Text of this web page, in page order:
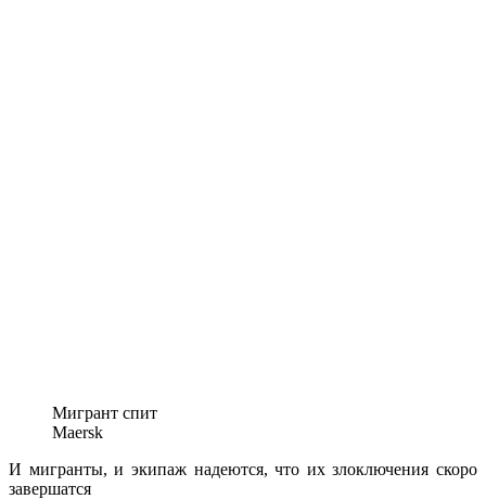
Мигрант спит
Maersk
И мигранты, и экипаж надеются, что их злоключения скоро
завершатся